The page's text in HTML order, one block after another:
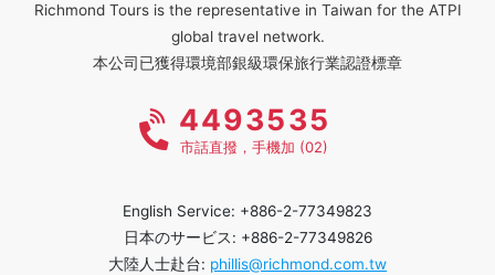
Richmond Tours is the representative in Taiwan for the ATPI
global travel network.
本公司已獲得環境部銀級環保旅行業認證標章
4493535
市話直撥，手機加 (02)
English Service: +886-2-77349823
日本のサービス: +886-2-77349826
大陸人士赴台: phillis@richmond.com.tw